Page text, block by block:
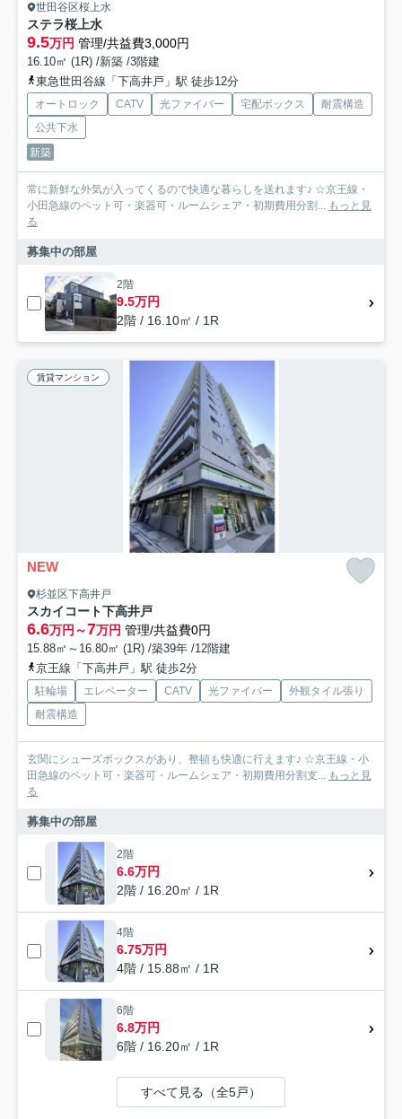
世田谷区桜上水
ステラ桜上水
9.5万円 管理/共益費3,000円
16.10㎡ (1R) /新築 /3階建
東急世田谷線「下高井戸」駅 徒歩12分
オートロック CATV 光ファイバー 宅配ボックス
耐震構造
公共下水
新築
常に新鮮な外気が入ってくるので快適な暮らしを送れます♪ ☆京王線・
小田急線のペット可・楽器可・ルームシェア・初期費用分割... もっと見
る
募集中の部屋
2階
9.5万円
2階 / 16.10㎡ / 1R
賃貸マンション
NEW
杉並区下高井戸
スカイコート下高井戸
6.6万円～7万円 管理/共益費0円
15.88㎡～16.80㎡ (1R) /築39年 /12階建
京王線「下高井戸」駅 徒歩2分
駐輪場 エレベーター CATV 光ファイバー
外観タイル張り
耐震構造
玄関にシューズボックスがあり、整頓も快適に行えます♪ ☆京王線・小
田急線のペット可・楽器可・ルームシェア・初期費用分割支... もっと見
る
募集中の部屋
2階
6.6万円
2階 / 16.20㎡ / 1R
4階
6.75万円
4階 / 15.88㎡ / 1R
6階
6.8万円
6階 / 16.20㎡ / 1R
すべて見る（全5戸）